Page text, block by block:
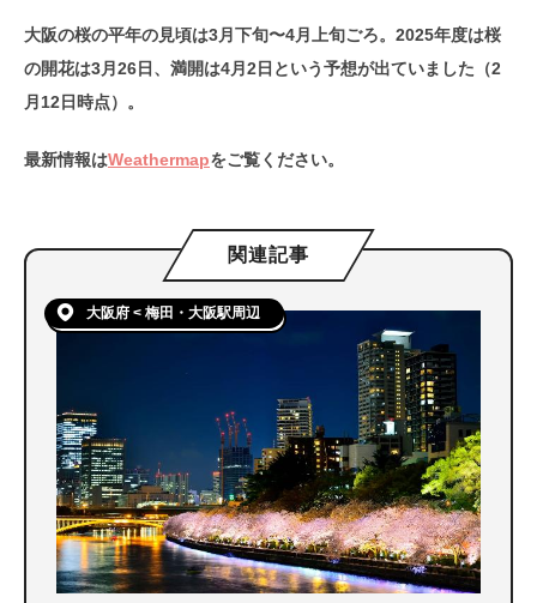
大阪の桜の平年の見頃は3月下旬〜4月上旬ごろ。2025年度は桜
の開花は3月26日、満開は4月2日という予想が出ていました（2
月12日時点）。
最新情報はWeathermapをご覧ください。
関連記事
大阪府 < 梅田・大阪駅周辺